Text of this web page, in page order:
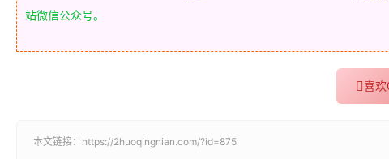
站微信公众号。
喜欢
本文链接： https://2huoqingnian.com/?id=875